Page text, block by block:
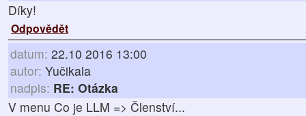
Díky!
Odpovědět
datum: 22.10 2016 13:00
autor: Yučikala
nadpis: RE: Otázka
V menu Co je LLM => Členství...